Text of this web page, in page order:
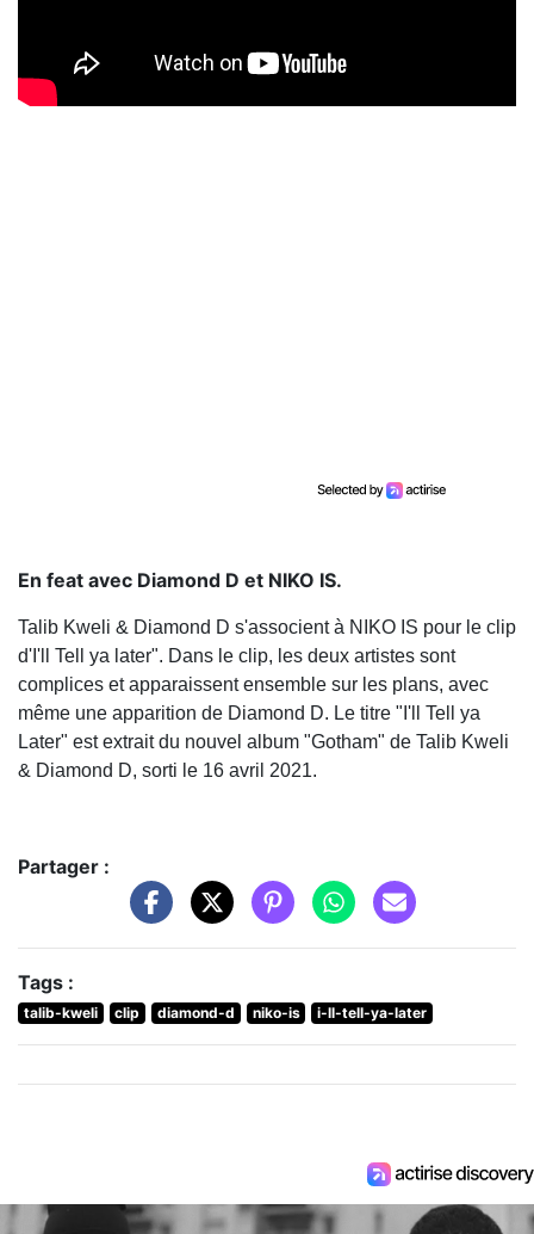
En feat avec Diamond D et NIKO IS.
Talib Kweli & Diamond D s'associent à NIKO IS pour le clip
d'I'll Tell ya later". Dans le clip, les deux artistes sont
complices et apparaissent ensemble sur les plans, avec
même une apparition de Diamond D. Le titre "I'll Tell ya
Later" est extrait du nouvel album "Gotham" de Talib Kweli
& Diamond D, sorti le 16 avril 2021.
Partager :
Tags :
talib-kweli clip diamond-d niko-is i-ll-tell-ya-later